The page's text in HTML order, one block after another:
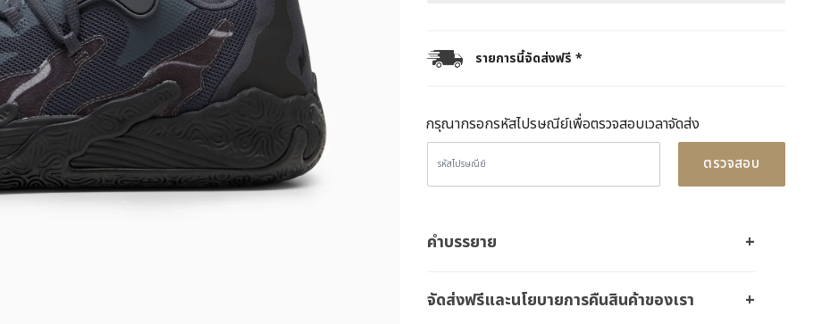
รายการนี้จัดส่งฟรี *
กรุณากรอกรหัสไปรษณีย์เพื่อตรวจสอบเวลาจัดส่ง
ตรวจสอบ
คำบรรยาย
จัดส่งฟรีและนโยบายการคืนสินค้าของเรา